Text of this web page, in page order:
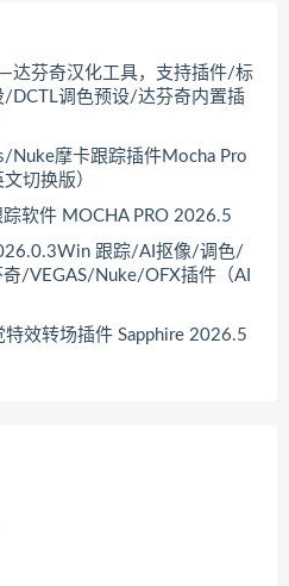
达芬奇汉化工具，支持插件/标
DCTL调色预设/达芬奇内置插
Nuke摩卡跟踪插件Mocha Pro
切换版）
软件 MOCHA PRO 2026.5
跟踪/AI抠像/调色/
/VEGAS/Nuke/OFX插件（AI
效转场插件 Sapphire 2026.5